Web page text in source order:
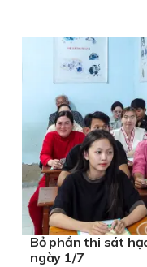
Bỏ phần thi sát
ngày 1/7